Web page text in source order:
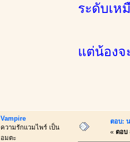
ระดับเห
แต่น้อง
Vampire
ความรักแวมไพร์ เป็น
อมตะ
ตอบ:
« ตอบ